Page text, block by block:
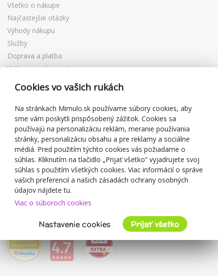
Všetko o nákupe
Najčastejšie otázky
Výhody nákupu
Služby
Doprava a platba
Vrátenie a výmena tovaru
Reklamácia
Darčekové poukážky
Zľavové kupóny
Blog
O predajcovi
Mimulo.sk
Obchodné podmienky
Ochrana osobných údajov GDPR
Kontakty
Spolupracujeme
Cookies vo vašich rukách
Na stránkach Mimulo.sk používame súbory cookies, aby
sme vám poskytli prispôsobený zážitok. Cookies sa
používajú na personalizáciu reklám, meranie používania
stránky, personalizáciu obsahu a pre reklamy a sociálne
médiá. Pred použitím týchto cookies vás požiadame o
súhlas. Kliknutím na tlačidlo „Prijať všetko“ vyjadrujete svoj
súhlas s použitím všetkých cookies. Viac informácií o správe
vašich preferencií a našich zásadách ochrany osobných
údajov nájdete tu.
Viac o súboroch cookies
Nastavenie cookies Prijať všetko